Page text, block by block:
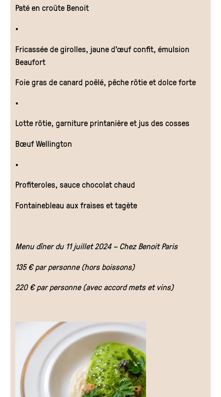
FR
Paté en croûte Benoit
•
Fricassée de girolles, jaune d’œuf confit, émulsion
Beaufort
Foie gras de canard poêlé, pêche rôtie et dolce forte
•
Lotte rôtie, garniture printanière et jus des cosses
Bœuf Wellington
•
Profiteroles, sauce chocolat chaud
Fontainebleau aux fraises et tagète
Menu dîner du 11 juillet 2024 – Chez Benoit Paris
135 € par personne (hors boissons)
220 € par personne (avec accord mets et vins)